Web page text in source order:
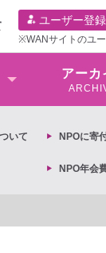
ユーザー登録
※WANサイトのユー
アーカ
いて NPOに寄
NPO年会
文 ◆女性差別撤廃条